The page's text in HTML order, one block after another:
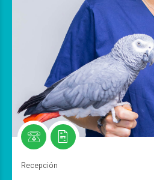
Recepción